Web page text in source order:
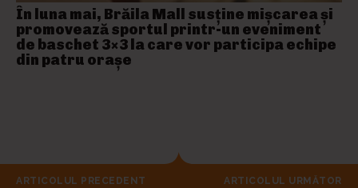
În luna mai, Brăila Mall susține mişcarea și
promovează sportul printr-un eveniment
de baschet 3×3 la care vor participa echipe
din patru orașe
ARTICOLUL PRECEDENT ARTICOLUL URMĂTOR